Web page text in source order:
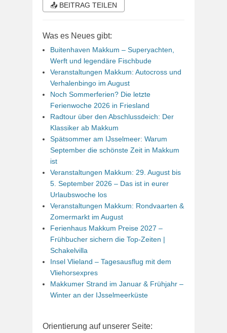
📤 BEITRAG TEILEN
Was es Neues gibt:
Buitenhaven Makkum – Superyachten,
Werft und legendäre Fischbude
Veranstaltungen Makkum: Autocross und
Verhalenbingo im August
Noch Sommerferien? Die letzte
Ferienwoche 2026 in Friesland
Radtour über den Abschlussdeich: Der
Klassiker ab Makkum
Spätsommer am IJsselmeer: Warum
September die schönste Zeit in Makkum
ist
Veranstaltungen Makkum: 29. August bis
5. September 2026 – Das ist in eurer
Urlaubswoche los
Veranstaltungen Makkum: Rondvaarten &
Zomermarkt im August
Ferienhaus Makkum Preise 2027 –
Frühbucher sichern die Top-Zeiten |
Schakelvilla
Insel Vlieland – Tagesausflug mit dem
Vliehorsexpres
Makkumer Strand im Januar & Frühjahr –
Winter an der IJsselmeerküste
Orientierung auf unserer Seite: